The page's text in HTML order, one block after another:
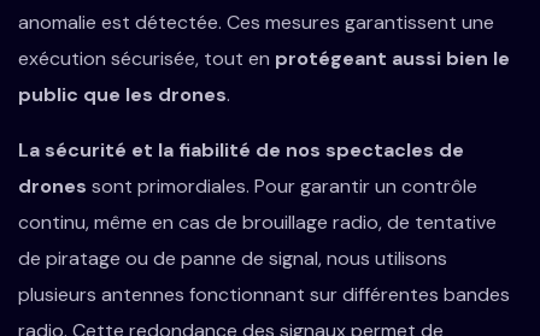
anomalie est détectée. Ces mesures garantissent une
exécution sécurisée, tout en protégeant aussi bien le
public que les drones.
La sécurité et la fiabilité de nos spectacles de
drones sont primordiales. Pour garantir un contrôle
continu, même en cas de brouillage radio, de tentative
de piratage ou de panne de signal, nous utilisons
plusieurs antennes fonctionnant sur différentes bandes
radio. Cette redondance des signaux permet de